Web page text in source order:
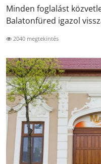
Minden foglalást
Balatonfüred igazol
2040 megtekintés